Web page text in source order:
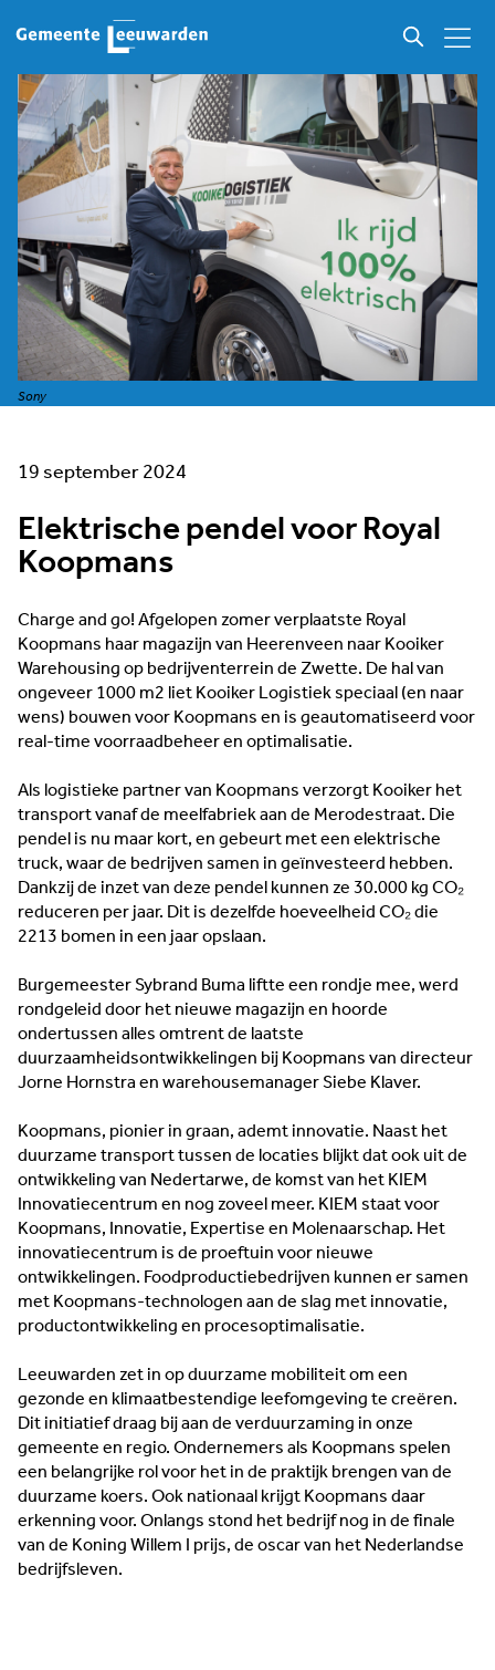
Sony
19 september 2024
Elektrische pendel voor Royal
Koopmans
Charge and go! Afgelopen zomer verplaatste Royal
Koopmans haar magazijn van Heerenveen naar Kooiker
Warehousing op bedrijventerrein de Zwette. De hal van
ongeveer 1000 m2 liet Kooiker Logistiek speciaal (en naar
wens) bouwen voor Koopmans en is geautomatiseerd voor
real-time voorraadbeheer en optimalisatie.
Als logistieke partner van Koopmans verzorgt Kooiker het
transport vanaf de meelfabriek aan de Merodestraat. Die
pendel is nu maar kort, en gebeurt met een elektrische
truck, waar de bedrijven samen in geïnvesteerd hebben.
Dankzij de inzet van deze pendel kunnen ze 30.000 kg CO₂
reduceren per jaar. Dit is dezelfde hoeveelheid CO₂ die
2213 bomen in een jaar opslaan.
BurgemeesterSybrand Buma liftte een rondje mee, werd
rondgeleid door het nieuwe magazijn en hoorde
ondertussen alles omtrent de laatste
duurzaamheidsontwikkelingen bij Koopmans van directeur
Jorne Hornstra en warehousemanagerSiebe Klaver.
Koopmans, pionier in graan, ademt innovatie. Naast het
duurzame transport tussen de locaties blijkt dat ook uit de
ontwikkeling van Nedertarwe, de komst van het KIEM
Innovatiecentrum en nog zoveel meer. KIEM staat voor
Koopmans, Innovatie, Expertise en Molenaarschap. Het
innovatiecentrum is de proeftuin voor nieuwe
ontwikkelingen. Foodproductiebedrijven kunnen er samen
met Koopmans-technologen aan de slag met innovatie,
productontwikkeling en procesoptimalisatie.
Leeuwarden zet in op duurzame mobiliteit om een
gezonde en klimaatbestendige leefomgeving te creëren.
Dit initiatief draag bij aan de verduurzaming in onze
gemeente en regio. Ondernemers als Koopmans spelen
een belangrijke rol voor het in de praktijk brengen van de
duurzame koers. Ook nationaal krijgt Koopmans daar
erkenning voor. Onlangs stond het bedrijf nog in de finale
van de Koning Willem I prijs, de oscar van het Nederlandse
bedrijfsleven.